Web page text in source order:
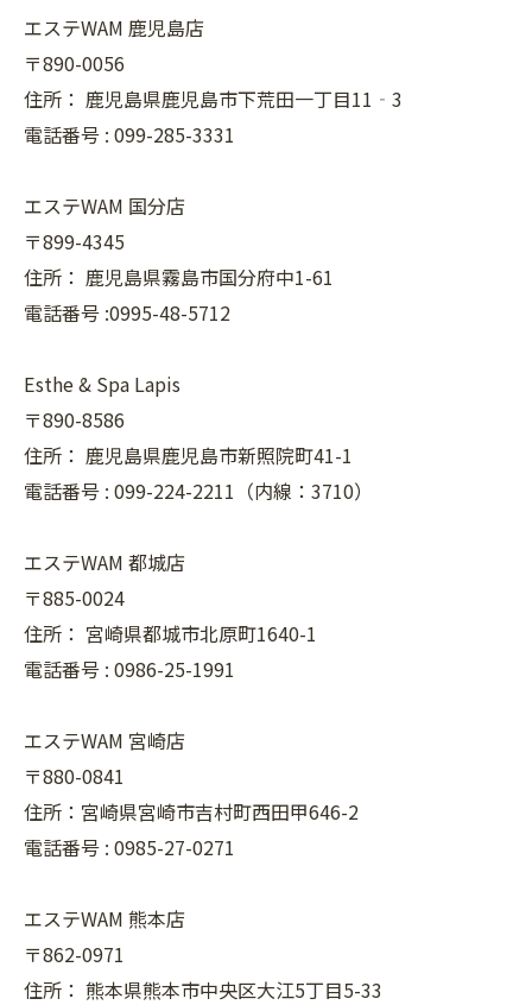
エステWAM 鹿児島店
〒890-0056
住所： 鹿児島県鹿児島市下荒田一丁目11‐3
電話番号 : 099-285-3331
エステWAM 国分店
〒899-4345
住所： 鹿児島県霧島市国分府中1-61
電話番号 :0995-48-5712
Esthe & Spa Lapis
〒890-8586
住所： 鹿児島県鹿児島市新照院町41-1
電話番号 : 099-224-2211（内線：3710）
エステWAM 都城店
〒885-0024
住所： 宮崎県都城市北原町1640-1
電話番号 : 0986-25-1991
エステWAM 宮崎店
〒880-0841
住所：宮崎県宮崎市吉村町西田甲646-2
電話番号 : 0985-27-0271
エステWAM 熊本店
〒862-0971
住所： 熊本県熊本市中央区大江5丁目5-33